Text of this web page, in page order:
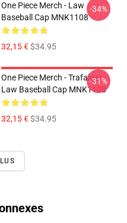
One Piece Merch - Law
Baseball Cap MNK1108
32,15 €$34.95
-34%
One Piece Merch - Trafalgar
Law Baseball Cap MNK1108
32,15 €$34.95
-31%